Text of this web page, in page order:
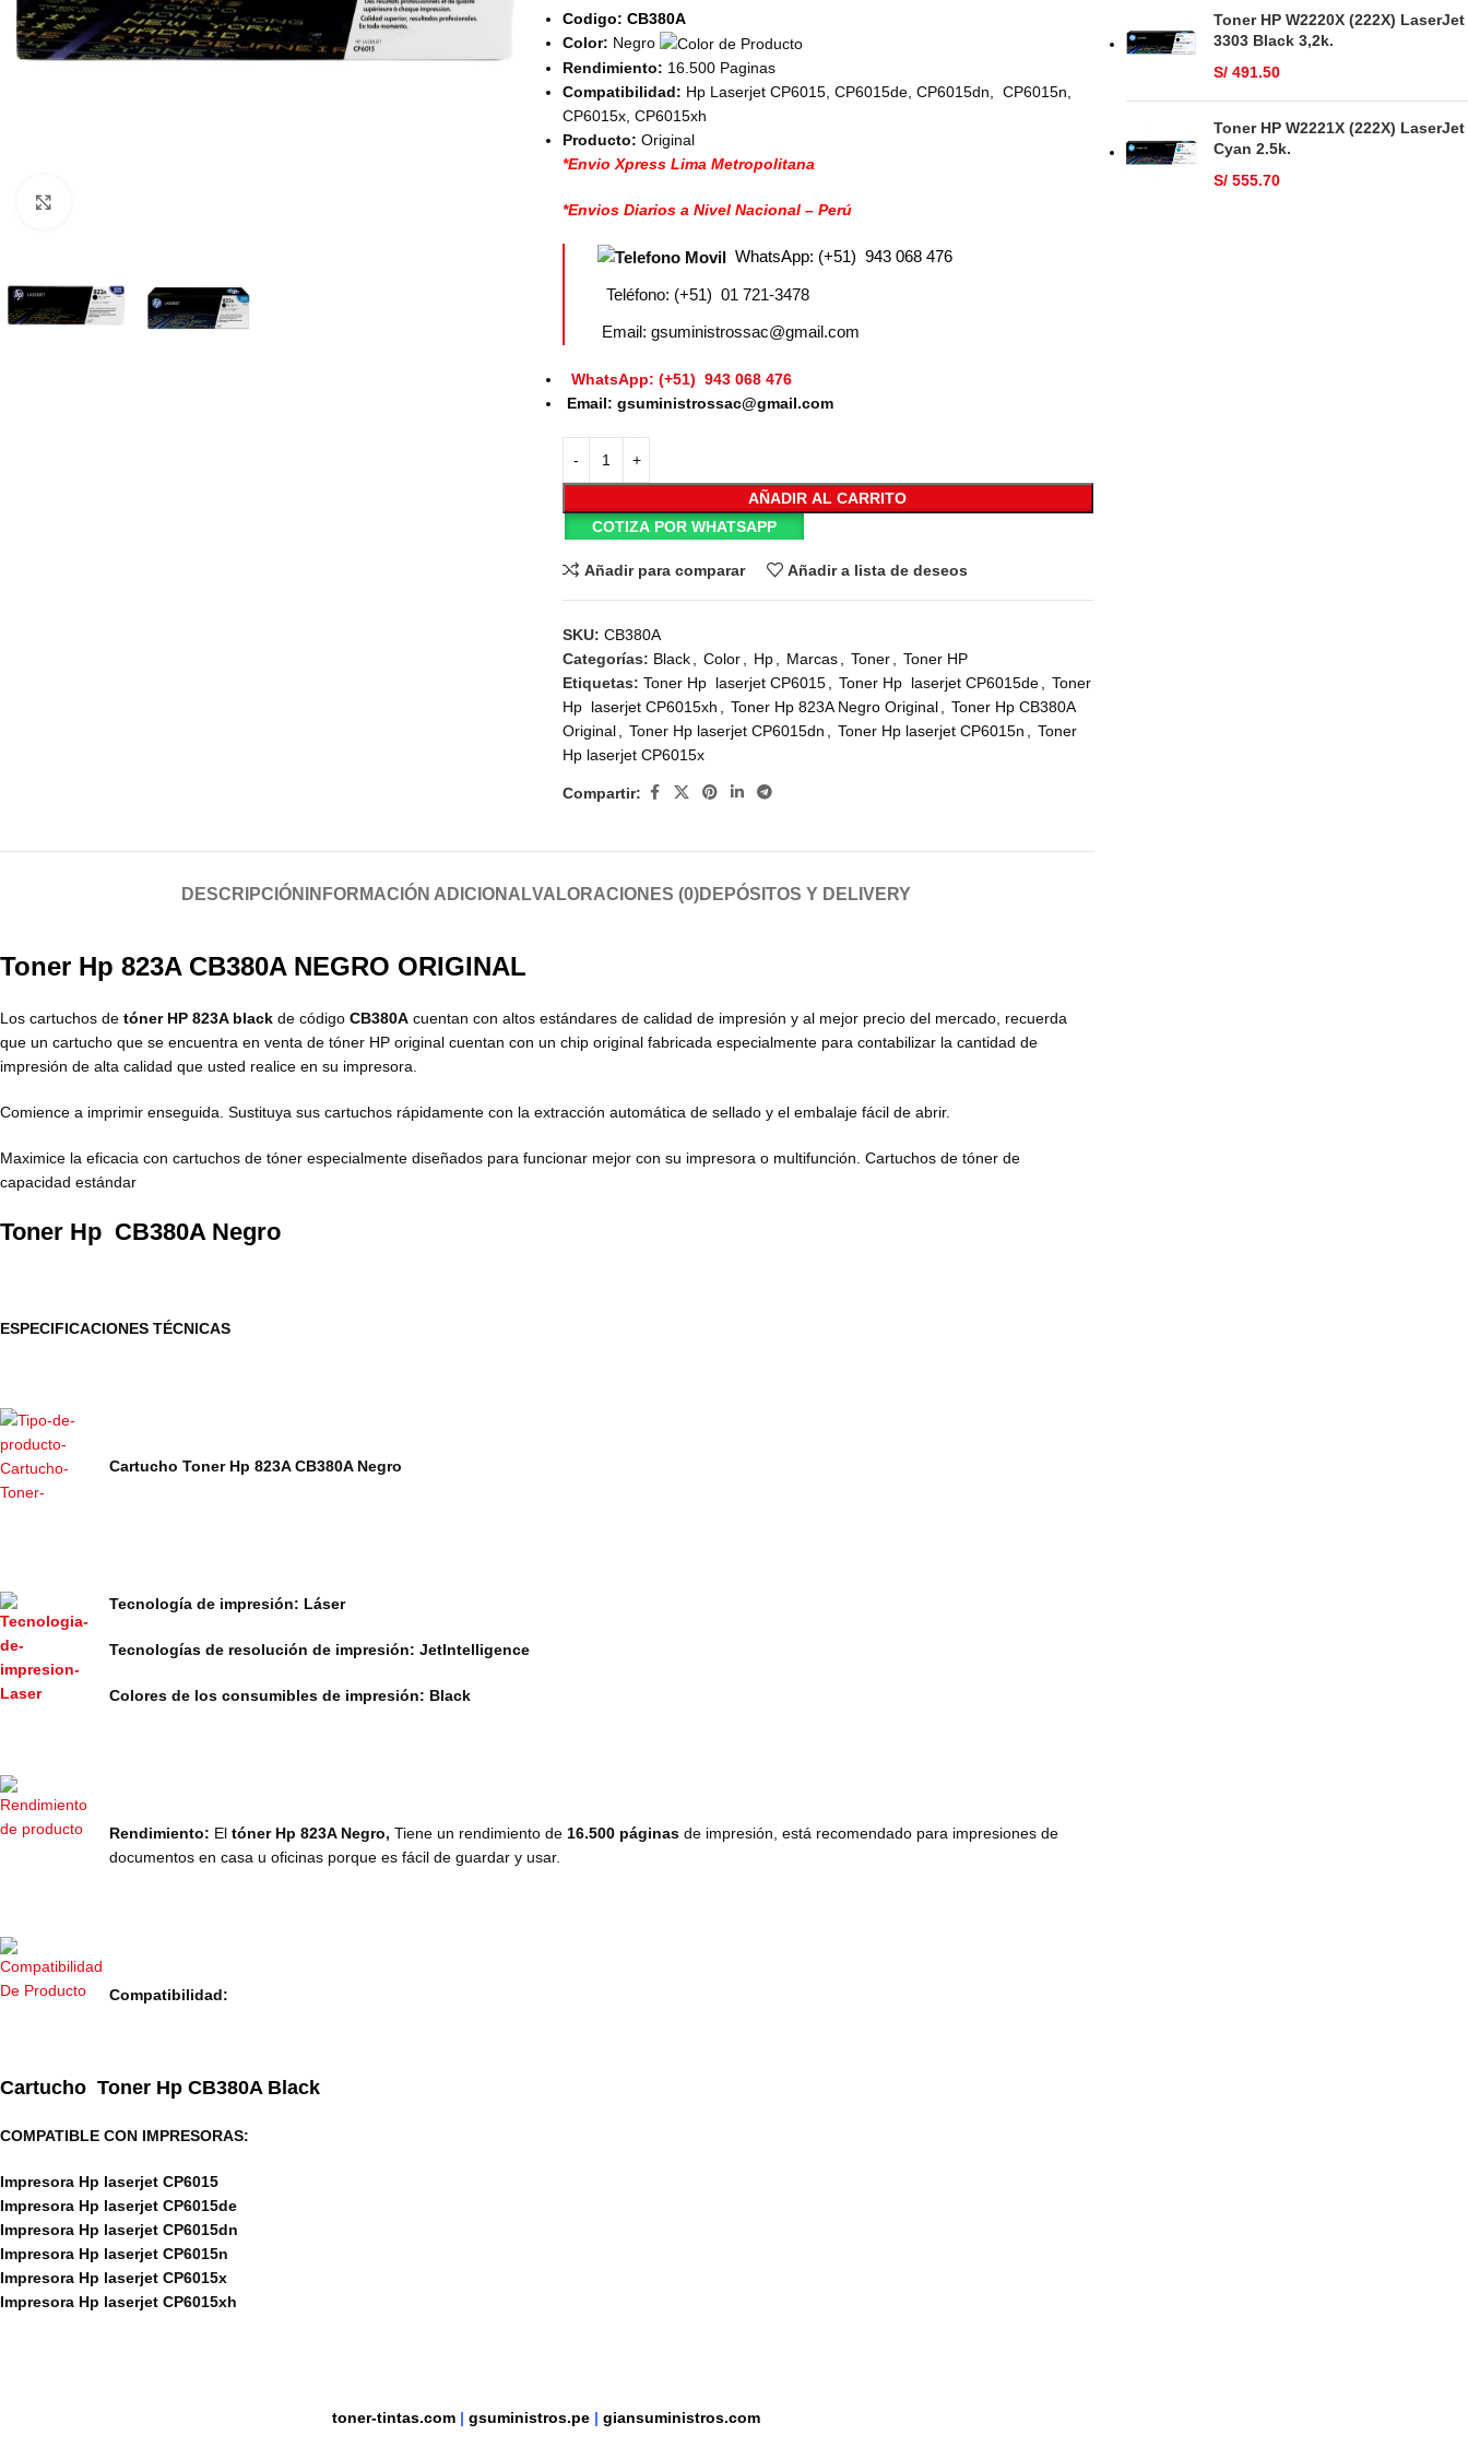
Codigo: CB380A
Color: Negro
Rendimiento: 16.500 Paginas
Compatibilidad: Hp Laserjet CP6015, CP6015de, CP6015dn, CP6015n,
CP6015x, CP6015xh
Producto: Original
*Envio Xpress Lima Metropolitana
*Envios Diarios a Nivel Nacional – Perú
WhatsApp: (+51) 943 068 476
Teléfono: (+51) 01 721-3478
Email: gsuministrossac@gmail.com
WhatsApp: (+51) 943 068 476
Email: gsuministrossac@gmail.com
AÑADIR AL CARRITO
COTIZA POR WHATSAPP
Añadir para comparar Añadir a lista de deseos
SKU:CB380A
Categorías: Black, Color, Hp, Marcas, Toner, Toner HP
Etiquetas: Toner Hp laserjet CP6015, Toner Hp laserjet CP6015de, Toner
Hp laserjet CP6015xh , Toner Hp 823A Negro Original, Toner Hp CB380A
Original, Toner Hp laserjet CP6015dn , Toner Hp laserjet CP6015n , Toner
Hp laserjet CP6015x
Compartir:
DESCRIPCIÓN INFORMACIÓN ADICIONALVALORACIONES (0)DEPÓSITOS Y DELIVERY
Toner Hp 823A CB380A NEGRO ORIGINAL
Los cartuchos de tóner HP 823A black de código CB380A cuentan con altos estándares de calidad de impresión y al mejor precio del mercado, recuerda
que un cartucho que se encuentra en venta de tóner HP original cuentan con un chip original fabricada especialmente para contabilizar la cantidad de
impresión de alta calidad que usted realice en su impresora.
Comience a imprimir enseguida. Sustituya sus cartuchos rápidamente con la extracción automática de sellado y el embalaje fácil de abrir.
Maximice la eficacia con cartuchos de tóner especialmente diseñados para funcionar mejor con su impresora o multifunción. Cartuchos de tóner de
capacidad estándar
Toner Hp CB380A Negro
ESPECIFICACIONES TÉCNICAS
Cartucho Toner Hp 823A CB380A Negro
Tecnología de impresión: Láser
Tecnologías de resolución de impresión: JetIntelligence
Colores de los consumibles de impresión: Black
Rendimiento: El tóner Hp 823A Negro, Tiene un rendimiento de 16.500 páginas de impresión, está recomendado para impresiones de
documentos en casa u oficinas porque es fácil de guardar y usar.
Compatibilidad:
Cartucho Toner Hp CB380A Black
COMPATIBLE CON IMPRESORAS:
Impresora Hp laserjet CP6015
Impresora Hp laserjet CP6015de
Impresora Hp laserjet CP6015dn
Impresora Hp laserjet CP6015n
Impresora Hp laserjet CP6015x
Impresora Hp laserjet CP6015xh
toner-tintas.com | gsuministros.pe | giansuministros.com
Toner HP W2220X (222X) LaserJet
3303 Black 3,2k.
S/491.50
Toner HP W2221X (222X) LaserJet
Cyan 2.5k.
S/555.70